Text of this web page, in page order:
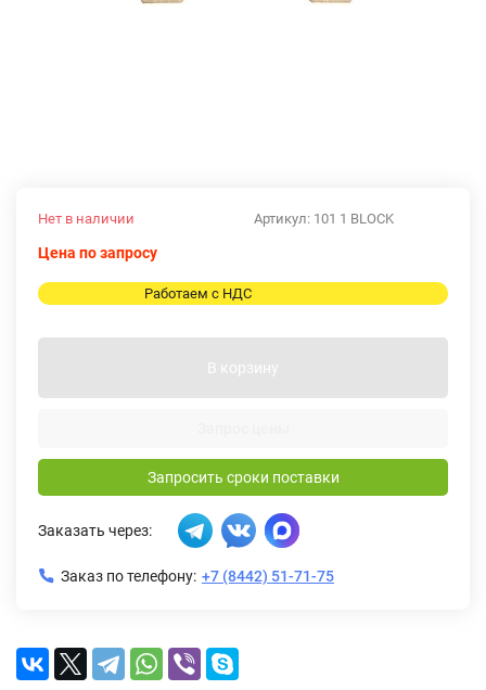
Артикул: 101 1 BLOCK
Нет в наличии
Цена по запросу
Работаем с НДС
В корзину
Запросить сроки поставки
Заказать через:
Заказ по телефону: +7 (8442) 51-71-75